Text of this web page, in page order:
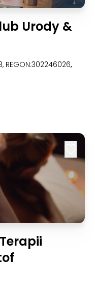
Urody &
REGON:302246026,